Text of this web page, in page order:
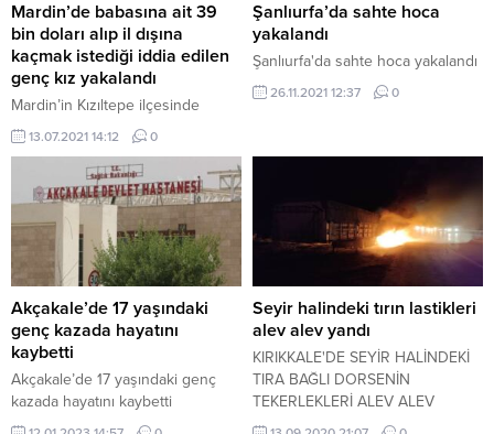
Mardin’de babasına ait 39
bin doları alıp il dışına
kaçmak istediği iddia edilen
genç kız yakalandı
Mardin’in Kızıltepe ilçesinde
babasına ait 39 bin doları alarak,
şehir dışına kaçmak istediği iddia
edilen genç kızı polis ekipleri
yakaladı. Alınan bilgiye göre,
F.A’nın, evinden kendisine ait 39
bin doların çalındığını bildirmesi
üzerine İlçe Emniyet Müdürlüğü
Asayiş Büro Amirliği ekiplerince
çalışma başlatıldı. F.A’nın kızı
H.A’dan (22) şüphelenen ekipler,
yaptıkları çalışmada,...
13.07.2021 14:12 0
Şanlıurfa’da sahte hoca
yakalandı
Şanlıurfa'da sahte hoca yakalandı
26.11.2021 12:37 0
Akçakale’de 17 yaşındaki
genç kazada hayatını
kaybetti
Akçakale’de 17 yaşındaki genç
kazada hayatını kaybetti
Seyir halindeki tırın lastikleri
alev alev yandı
KIRIKKALE'DE SEYİR HALİNDEKİ
TIRA BAĞLI DORSENİN
TEKERLEKLERİ ALEV ALEV
YANDI.